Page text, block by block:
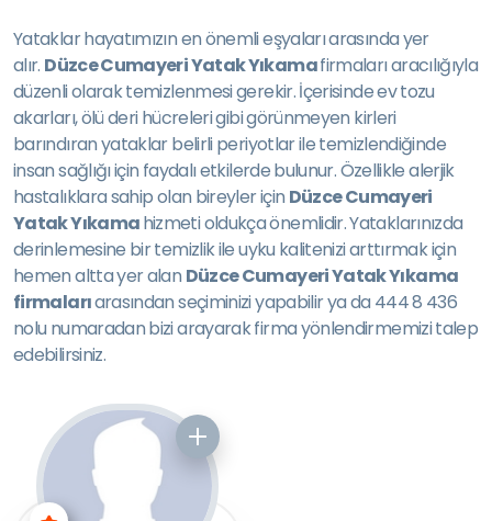
Yataklar hayatımızın en önemli eşyaları arasında yer
alır. Düzce Cumayeri Yatak Yıkamafirmaları aracılığıyla
düzenli olarak temizlenmesi gerekir. İçerisinde ev tozu
akarları, ölü deri hücreleri gibi görünmeyen kirleri
barındıran yataklar belirli periyotlar ile temizlendiğinde
insan sağlığı için faydalı etkilerde bulunur. Özellikle alerjik
hastalıklara sahip olan bireyler için Düzce Cumayeri
Yatak Yıkamahizmeti oldukça önemlidir. Yataklarınızda
derinlemesine bir temizlik ile uyku kalitenizi arttırmak için
hemen altta yer alan Düzce Cumayeri Yatak Yıkama
firmalarıarasından seçiminizi yapabilir ya da 444 8 436
nolu numaradan bizi arayarak firma yönlendirmemizi talep
edebilirsiniz.